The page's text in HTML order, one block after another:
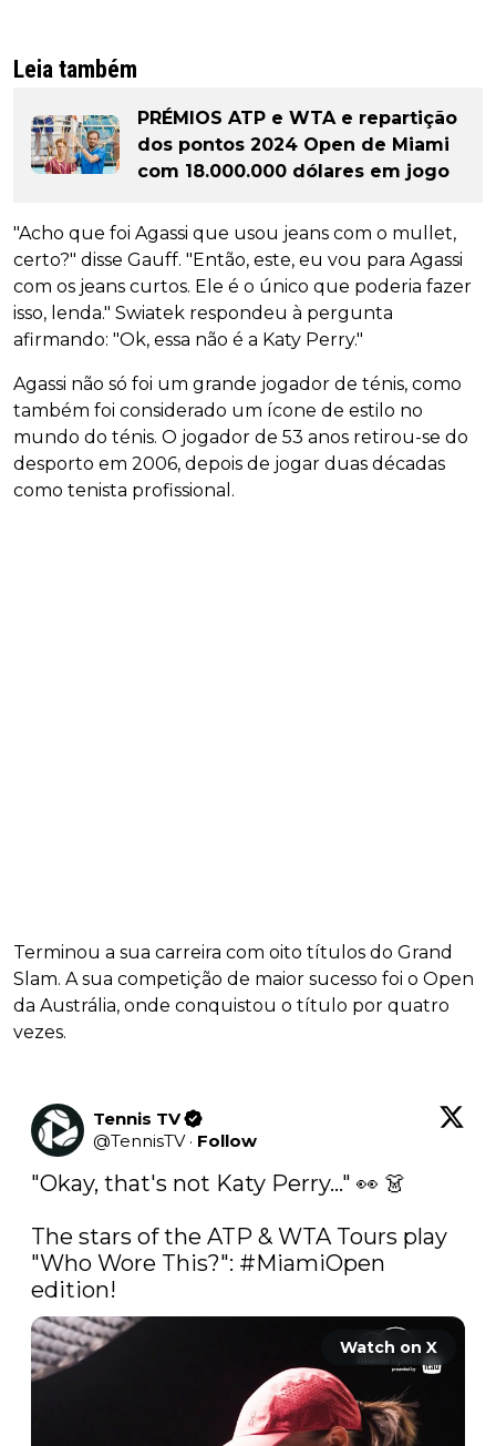
Leia também
PRÉMIOS ATP e WTA e repartição
dos pontos 2024 Open de Miami
com 18.000.000 dólares em jogo
"Acho que foi Agassi que usou jeans com o mullet,
certo?" disse Gauff. "Então, este, eu vou para Agassi
com os jeans curtos. Ele é o único que poderia fazer
isso, lenda." Swiatek respondeu à pergunta
afirmando: "Ok, essa não é a Katy Perry."
Agassi não só foi um grande jogador de ténis, como
também foi considerado um ícone de estilo no
mundo do ténis. O jogador de 53 anos retirou-se do
desporto em 2006, depois de jogar duas décadas
como tenista profissional.
Terminou a sua carreira com oito títulos do Grand
Slam. A sua competição de maior sucesso foi o Open
da Austrália, onde conquistou o título por quatro
vezes.
Tennis TV
@TennisTV · Follow
"Okay, that's not Katy Perry..." 👀 👗
The stars of the ATP & WTA Tours play
"Who Wore This?": #MiamiOpen
edition!
Watch on X